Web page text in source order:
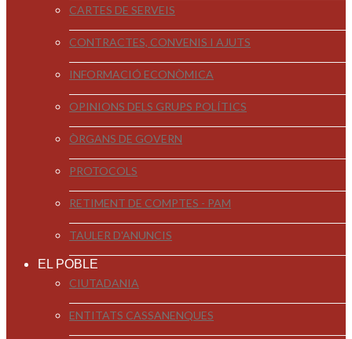
CARTES DE SERVEIS
CONTRACTES, CONVENIS I AJUTS
INFORMACIÓ ECONÒMICA
OPINIONS DELS GRUPS POLÍTICS
ÒRGANS DE GOVERN
PROTOCOLS
RETIMENT DE COMPTES - PAM
TAULER D'ANUNCIS
EL POBLE
CIUTADANIA
ENTITATS CASSANENQUES